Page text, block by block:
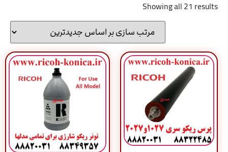
Showing all 21 results